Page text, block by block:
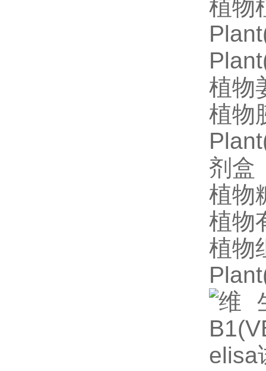
植物
植物
植物
剂盒
植物
植物
植物